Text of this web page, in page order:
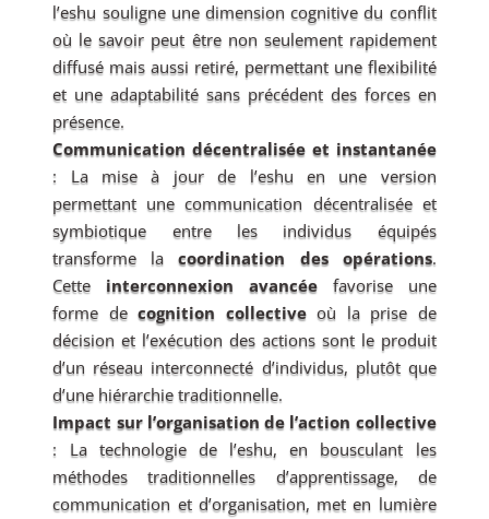
l’eshu souligne une dimension cognitive du conflit
où le savoir peut être non seulement rapidement
diffusé mais aussi retiré, permettant une flexibilité
et une adaptabilité sans précédent des forces en
présence.
Communication décentralisée et instantanée
: La mise à jour de l’eshu en une version
permettant une communication décentralisée et
symbiotique entre les individus équipés
transforme lacoordination des opérations.
Cette interconnexion avancéefavorise une
forme decognition collectiveoù la prise de
décision et l’exécution des actions sont le produit
d’un réseau interconnecté d’individus, plutôt que
d’une hiérarchie traditionnelle.
Impact sur l’organisation de l’action collective
: La technologie de l’eshu, en bousculant les
méthodes traditionnelles d’apprentissage, de
communication et d’organisation, met en lumière